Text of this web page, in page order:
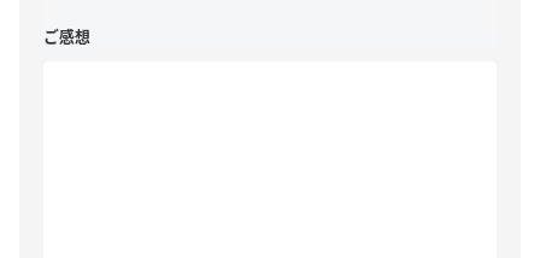
ご感想